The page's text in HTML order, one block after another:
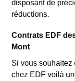
disposant de
réductions.
Contrats EDF
Mont
Si vous souhaitez
chez EDF voilà